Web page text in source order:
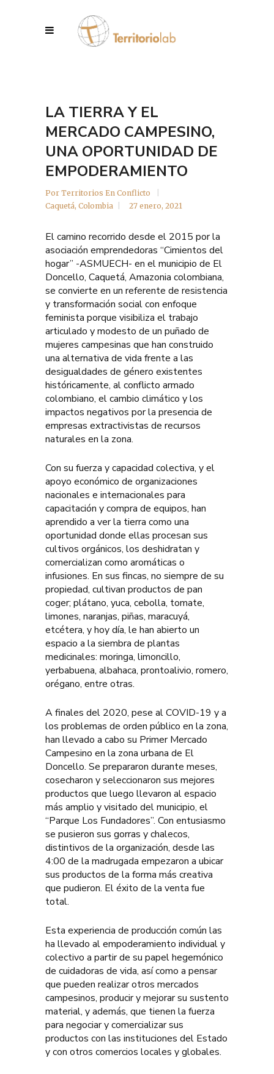
LA TIERRA Y EL
MERCADO CAMPESINO,
UNA OPORTUNIDAD DE
EMPODERAMIENTO
Por Territorios En Conflicto
Caquetá, Colombia 27 enero, 2021
El camino recorrido desde el 2015 por la
asociación emprendedoras “Cimientos del
hogar” -ASMUECH- en el municipio de El
Doncello, Caquetá, Amazonia colombiana,
se convierte en un referente de resistencia
y transformación social con enfoque
feminista porque visibiliza el trabajo
articulado y modesto de un puñado de
mujeres campesinas que han construido
una alternativa de vida frente a las
desigualdades de género existentes
históricamente, al conflicto armado
colombiano, el cambio climático y los
impactos negativos por la presencia de
empresas extractivistas de recursos
naturales en la zona.
Con su fuerza y capacidad colectiva, y el
apoyo económico de organizaciones
nacionales e internacionales para
capacitación y compra de equipos, han
aprendido a ver la tierra como una
oportunidad donde ellas procesan sus
cultivos orgánicos, los deshidratan y
comercializan como aromáticas o
infusiones. En sus fincas, no siempre de su
propiedad, cultivan productos de pan
coger; plátano, yuca, cebolla, tomate,
limones, naranjas, piñas, maracuyá,
etcétera, y hoy día, le han abierto un
espacio a la siembra de plantas
medicinales: moringa, limoncillo,
yerbabuena, albahaca, prontoalivio, romero,
orégano, entre otras.
A finales del 2020, pese al COVID-19 y a
los problemas de orden público en la zona,
han llevado a cabo su Primer Mercado
Campesino en la zona urbana de El
Doncello. Se prepararon durante meses,
cosecharon y seleccionaron sus mejores
productos que luego llevaron al espacio
más amplio y visitado del municipio, el
“Parque Los Fundadores”. Con entusiasmo
se pusieron sus gorras y chalecos,
distintivos de la organización, desde las
4:00 de la madrugada empezaron a ubicar
sus productos de la forma más creativa
que pudieron. El éxito de la venta fue
total.
Esta experiencia de producción común las
ha llevado al empoderamiento individual y
colectivo a partir de su papel hegemónico
de cuidadoras de vida, así como a pensar
que pueden realizar otros mercados
campesinos, producir y mejorar su sustento
material, y además, que tienen la fuerza
para negociar y comercializar sus
productos con las instituciones del Estado
y con otros comercios locales y globales.